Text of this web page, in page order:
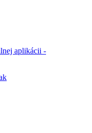
aplikácii -